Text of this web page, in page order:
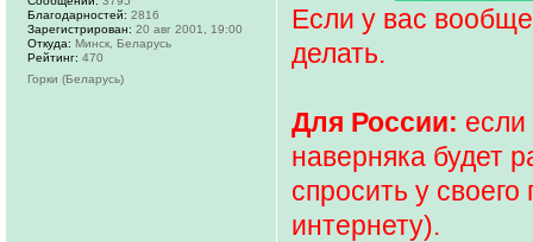
Если у вас
делать.
Для России: если
наверняка будет
спросить у
интернету).
Благодарностей: 2816
Зарегистрирован: 20 авг 2001, 19:00
Откуда: Минск, Беларусь
Рейтинг: 470
Горки (Беларусь)